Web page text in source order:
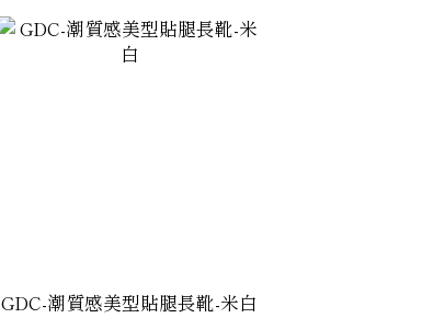
GDC-潮質感美型貼腿長靴-米白